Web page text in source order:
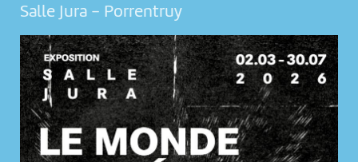
Salle Jura - Porrentruy